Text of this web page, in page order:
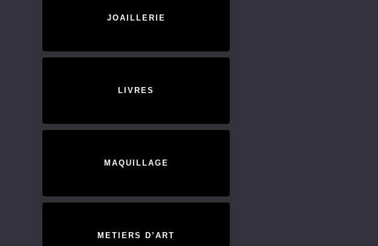
JOAILLERIE
LIVRES
MAQUILLAGE
METIERS D’ART